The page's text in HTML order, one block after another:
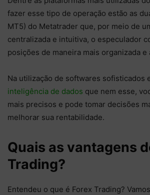
fazer esse tipo de operação estão as
MT5) do Metatrader que, por meio de
centralizada e intuitiva, o especulador
posições de maneira mais organizada e
Na utilização de softwares sofisticados
inteligência de dados que nem esse,
mais precisos e pode tomar decisões
melhorar sua rentabilidade.
Quais as vantagens
Trading?
Entendeu o que é Forex Trading?